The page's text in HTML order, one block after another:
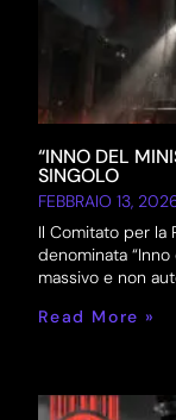
“INNO DEL
SINGOLO
FEBBRAIO 13,
Il Comitato per la
denominata “Inno
massivo e non
Read More »